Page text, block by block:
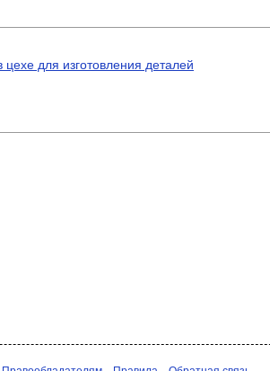
для изготовления деталей